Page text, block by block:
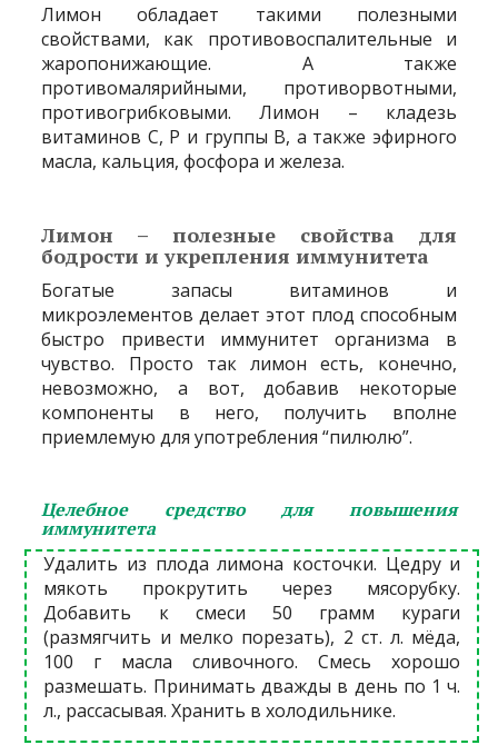
Лимон обладает такими полезными
свойствами, как противовоспалительные и
жаропонижающие. А также
противомалярийными, противорвотными,
противогрибковыми. Лимон – кладезь
витаминов С, Р и группы В, а также эфирного
масла, кальция, фосфора и железа.
Лимон – полезные свойства для
бодрости и укрепления иммунитета
Богатые запасы витаминов и
микроэлементов делает этот плод способным
быстро привести иммунитет организма в
чувство. Просто так лимон есть, конечно,
невозможно, а вот, добавив некоторые
компоненты в него, получить вполне
приемлемую для употребления “пилюлю”.
Целебное средство для повышения
иммунитета
Удалить из плода лимона косточки. Цедру и
мякоть прокрутить через мясорубку.
Добавить к смеси 50 грамм кураги
(размягчить и мелко порезать), 2 ст. л. мёда,
100 г масла сливочного. Смесь хорошо
размешать. Принимать дважды в день по 1 ч.
л., рассасывая. Хранить в холодильнике.